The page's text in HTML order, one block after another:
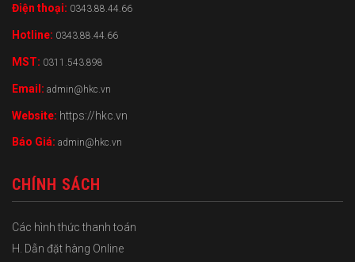
Điện thoại: 0343.88.44.66
Hotline: 0343.88.44.66
MST: 0311.543.898
Email: admin@hkc.vn
Website: https://hkc.vn
Báo Giá: admin@hkc.vn
CHÍNH SÁCH
Các hình thức thanh toán
H. Dẫn đặt hàng Online